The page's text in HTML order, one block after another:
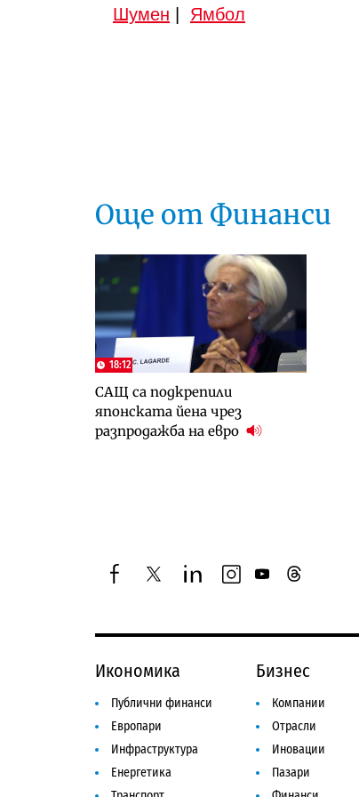
Шумен | Ямбол
Още от Финанси
18:12
САЩ са подкрепили
японската йена чрез
разпродажба на евро
facebooktwitterlinkedininstagram
youtubethreads
Икономика
Публични финанси
Европари
Инфраструктура
Енергетика
Бизнес
Компании
Отрасли
Иновации
Пазари